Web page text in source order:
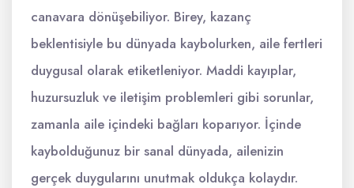
canavara dönüşebiliyor. Birey, kazanç
beklentisiyle bu dünyada kaybolurken, aile fertleri
duygusal olarak etiketleniyor. Maddi kayıplar,
huzursuzluk ve iletişim problemleri gibi sorunlar,
zamanla aile içindeki bağları koparıyor. İçinde
kaybolduğunuz bir sanal dünyada, ailenizin
gerçek duygularını unutmak oldukça kolaydır.